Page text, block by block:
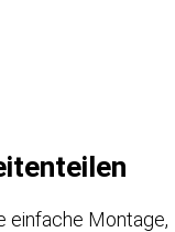
einfache Montage,